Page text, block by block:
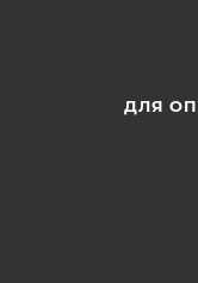
ДЛЯ